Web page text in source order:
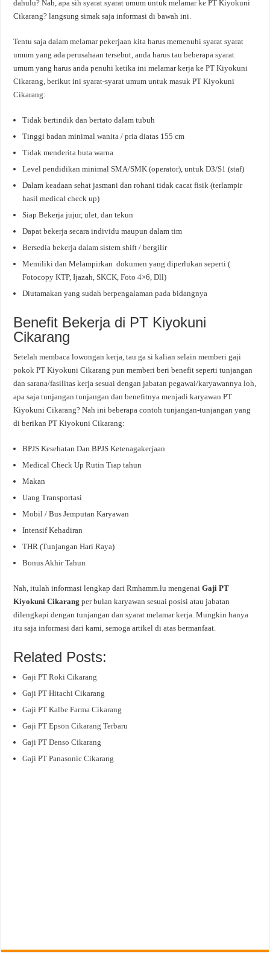
dahulu? Nah, apa sih syarat syarat umum untuk melamar ke PT Kiyokuni
Cikarang? langsung simak saja informasi di bawah ini.
Tentu saja dalam melamar pekerjaan kita harus memenuhi syarat syarat
umum yang ada perusahaan tersebut, anda harus tau beberapa syarat
umum yang harus anda penuhi ketika ini melamar kerja ke PT Kiyokuni
Cikarang, berikut ini syarat-syarat umum untuk masuk PT Kiyokuni
Cikarang:
Tidak bertindik dan bertato dalam tubuh
Tinggi badan minimal wanita / pria diatas 155 cm
Tidak menderita buta warna
Level pendidikan minimal SMA/SMK (operator), untuk D3/S1 (staf)
Dalam keadaan sehat jasmani dan rohani tidak cacat fisik (terlampir
hasil medical check up)
Siap Bekerja jujur, ulet, dan tekun
Dapat bekerja secara individu maupun dalam tim
Bersedia bekerja dalam sistem shift / bergilir
Memiliki dan Melampirkan dokumen yang diperlukan seperti (
Fotocopy KTP, Ijazah, SKCK, Foto 4×6, Dll)
Diutamakan yang sudah berpengalaman pada bidangnya
Benefit Bekerja di PT Kiyokuni
Cikarang
Setelah membaca lowongan kerja, tau ga si kalian selain memberi gaji
pokok PT Kiyokuni Cikarang pun memberi beri benefit seperti tunjangan
dan sarana/fasilitas kerja sesuai dengan jabatan pegawai/karyawannya loh,
apa saja tunjangan tunjangan dan benefitnya menjadi karyawan PT
Kiyokuni Cikarang? Nah ini beberapa contoh tunjangan-tunjangan yang
di berikan PT Kiyokuni Cikarang:
BPJS Kesehatan Dan BPJS Ketenagakerjaan
Medical Check Up Rutin Tiap tahun
Makan
Uang Transportasi
Mobil / Bus Jemputan Karyawan
Intensif Kehadiran
THR (Tunjangan Hari Raya)
Bonus Akhir Tahun
Nah, itulah informasi lengkap dari Rmhamm.lu mengenaiGaji PT
Kiyokuni Cikarangper bulan karyawan sesuai posisi atau jabatan
dilengkapi dengan tunjangan dan syarat melamar kerja. Mungkin hanya
itu saja informasi dari kami, semoga artikel di atas bermanfaat.
Related Posts:
Gaji PT Roki Cikarang
Gaji PT Hitachi Cikarang
Gaji PT Kalbe Farma Cikarang
Gaji PT Epson Cikarang Terbaru
Gaji PT Denso Cikarang
Gaji PT Panasonic Cikarang